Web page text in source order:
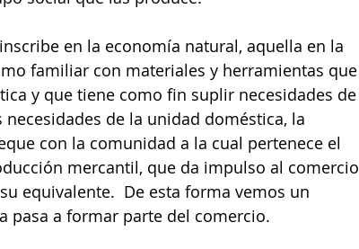
en la economía natural, aquella en la
familiar con materiales y herramientas que
y que tiene como fin suplir necesidades de
de la unidad doméstica, la
con la comunidad a la cual pertenece el
mercantil, que da impulso al comercio
equivalente.  De esta forma vemos un
pasa a formar parte del comercio.